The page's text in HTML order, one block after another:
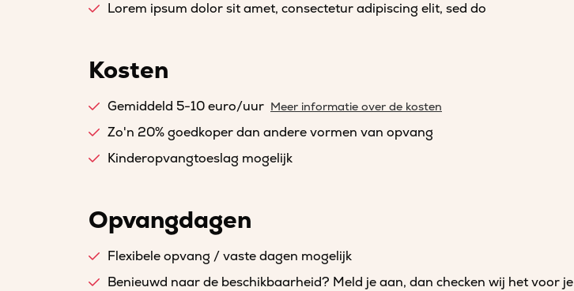
Lorem ipsum dolor sit amet, consectetur adipiscing elit, sed do
Kosten
Gemiddeld 5-10 euro/uur Meer informatie over de kosten
Zo'n 20% goedkoper dan andere vormen van opvang
Kinderopvangtoeslag mogelijk
Opvangdagen
Flexibele opvang / vaste dagen mogelijk
Benieuwd naar de beschikbaarheid? Meld je aan, dan checken wij het voor je